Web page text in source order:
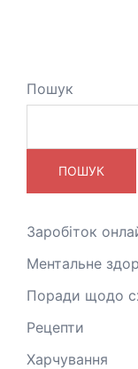
Пошук
ПОШУК
Заробіток
Ментальне
Поради щодо
Рецепти
Харчування